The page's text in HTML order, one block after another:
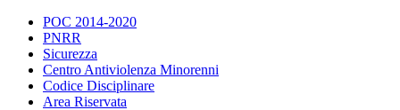
POC 2014-2020
PNRR
Sicurezza
Centro Antiviolenza Minorenni
Codice Disciplinare
Area Riservata